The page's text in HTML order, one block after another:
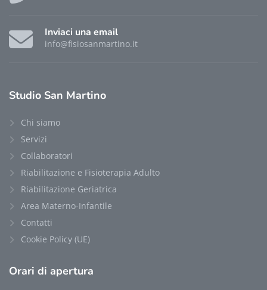
Inviaci una email
info@fisiosanmartino.it
Studio San Martino
Chi siamo
Servizi
Collaboratori
Riabilitazione e Fisioterapia Adulto
Riabilitazione Geriatrica
Area Materno-Infantile
Contatti
Cookie Policy (UE)
Orari di apertura